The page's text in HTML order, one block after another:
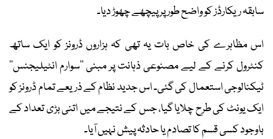
سابقہ ریکارڈز کو واضح طور پر پیچھے چھوڑ دیا۔
اس مظاہرے کی خاص بات یہ تھی کہ ہزاروں ڈرونز کو ایک ساتھ
کنٹرول کرنے کے لیے مصنوعی ذہانت پر مبنی ’’سوارم انٹیلیجنس‘‘
ٹیکنالوجی استعمال کی گئی۔ اس جدید نظام کے ذریعے تمام ڈرونز کو
ایک یونٹ کی طرح چلایا گیا، جس کے نتیجے میں اتنی بڑی تعداد کے
باوجود کسی قسم کا تصادم یا حادثہ پیش نہیں آیا۔